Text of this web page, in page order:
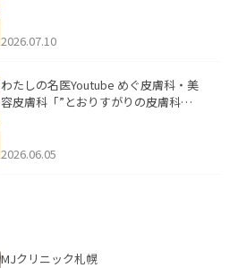
た。
2026.07.10
わたしの名医Youtube めぐ皮膚科・美
容皮膚科「”とおりすがりの皮膚科
2026.06.05
MJクリニック札幌